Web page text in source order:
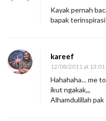
Kayak pernah
bapak
kareef
12/08/2011 at 13:01
Hahahaha… me
ikut ngakak,,,
Alhamdulillah pak